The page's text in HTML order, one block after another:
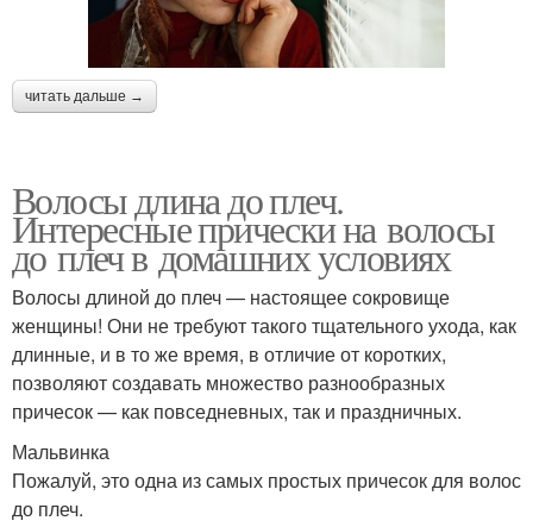
читать дальше →
Волосы длина до плеч.
Интересные прически на волосы
до плеч в домашних условиях
Волосы длиной до плеч — настоящее сокровище
женщины! Они не требуют такого тщательного ухода, как
длинные, и в то же время, в отличие от коротких,
позволяют создавать множество разнообразных
причесок — как повседневных, так и праздничных.
Мальвинка
Пожалуй, это одна из самых простых причесок для волос
до плеч.